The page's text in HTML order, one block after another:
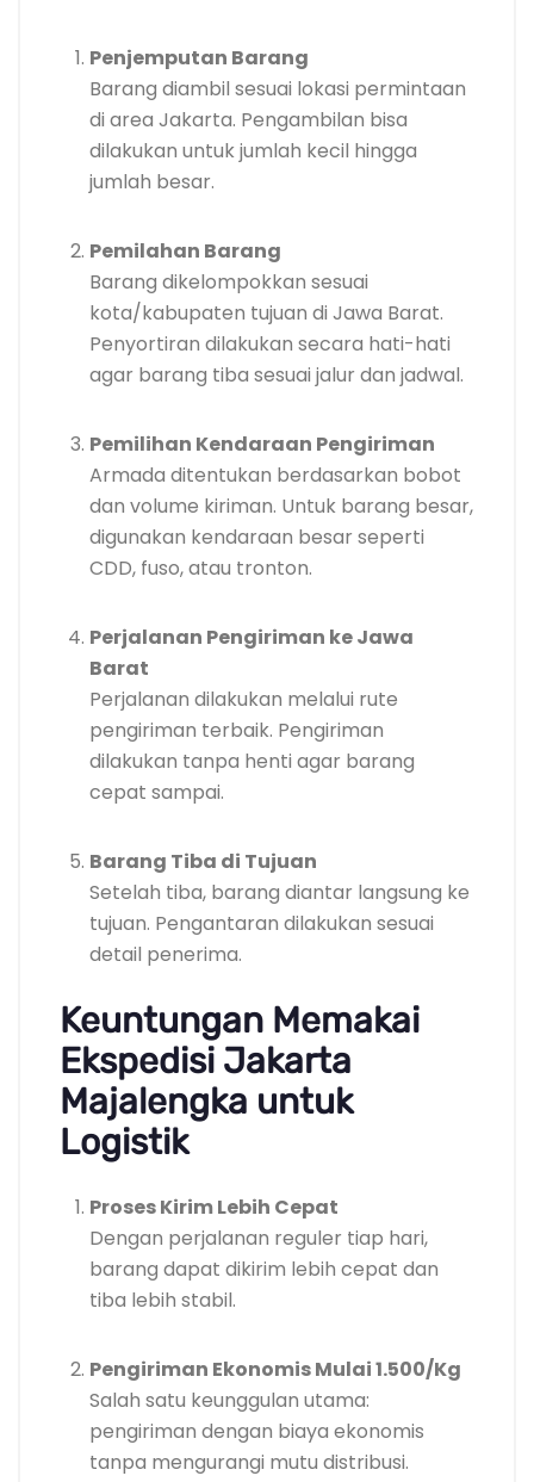
Penjemputan Barang
Barang diambil sesuai lokasi permintaan
di area Jakarta. Pengambilan bisa
dilakukan untuk jumlah kecil hingga
jumlah besar.
Pemilahan Barang
Barang dikelompokkan sesuai
kota/kabupaten tujuan di Jawa Barat.
Penyortiran dilakukan secara hati-hati
agar barang tiba sesuai jalur dan jadwal.
Pemilihan Kendaraan Pengiriman
Armada ditentukan berdasarkan bobot
dan volume kiriman. Untuk barang besar,
digunakan kendaraan besar seperti
CDD, fuso, atau tronton.
Perjalanan Pengiriman ke Jawa
Barat
Perjalanan dilakukan melalui rute
pengiriman terbaik. Pengiriman
dilakukan tanpa henti agar barang
cepat sampai.
Barang Tiba di Tujuan
Setelah tiba, barang diantar langsung ke
tujuan. Pengantaran dilakukan sesuai
detail penerima.
Keuntungan Memakai
Ekspedisi Jakarta
Majalengka untuk
Logistik
Proses Kirim Lebih Cepat
Dengan perjalanan reguler tiap hari,
barang dapat dikirim lebih cepat dan
tiba lebih stabil.
Pengiriman Ekonomis Mulai 1.500/Kg
Salah satu keunggulan utama:
pengiriman dengan biaya ekonomis
tanpa mengurangi mutu distribusi.